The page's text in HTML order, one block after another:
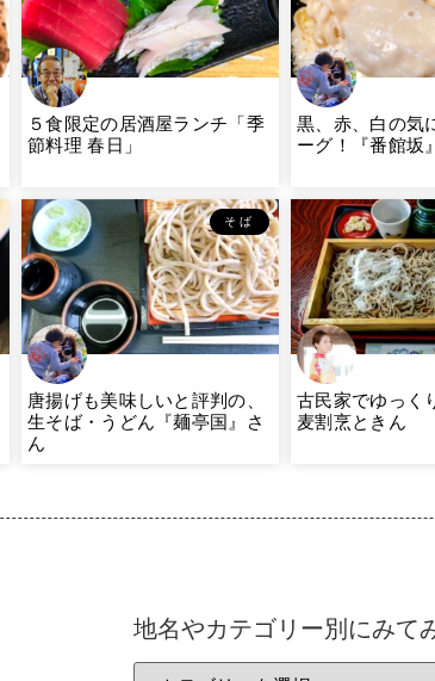
５食限定の居酒屋ランチ「季
節料理 春日」
黒、赤、白の気
ーグ！『番館坂
そば
唐揚げも美味しいと評判の、
生そば・うどん『麺亭国』さ
ん
古民家でゆっく
麦割烹ときん
地名やカテゴリー別にみて